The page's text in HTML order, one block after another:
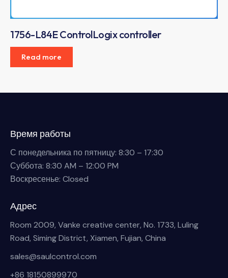
1756-L84E ControlLogix controller
Read more
Время работы
С понедельника по пятницу: 8:30 – 17:30
Суббота: 8:30 AM – 12:00 PM
Воскресенье: Closed
Адрес
Room 2009, Vanke creative center, No. 1733, Luling
Road, Siming District, Xiamen, Fujian, China
sales@saulcontrol.com
+86 18150899970